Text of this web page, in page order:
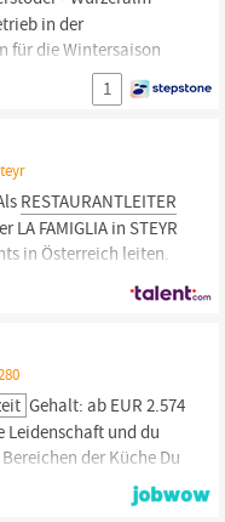
in der
für die Wintersaison
Berggastronomie!
Aufgaben Operative
und
1
RESTAURANTLEITER
FAMIGLIA in STEYR
in Österreich leiten.
daran ist: Du
Gehalt: ab EUR 2.574
und du
der Küche Du
den Überblick zu
zu